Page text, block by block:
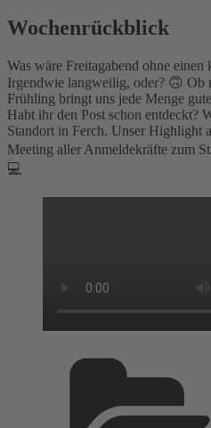
Wochenrückblick
Was wäre Freitagabend ohne
Irgendwie langweilig, oder? 🙃 Ob
Frühling bringt uns jede Menge
Habt ihr den Post schon entdeckt?
Standort in Ferch. Unser Highlight
Meeting aller Anmeldekräfte zum
💻